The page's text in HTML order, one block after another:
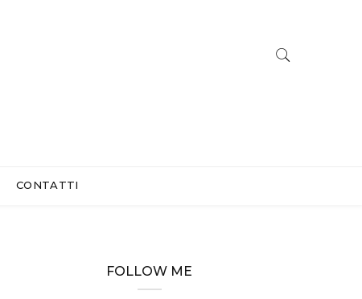
CONTATTI
FOLLOW ME